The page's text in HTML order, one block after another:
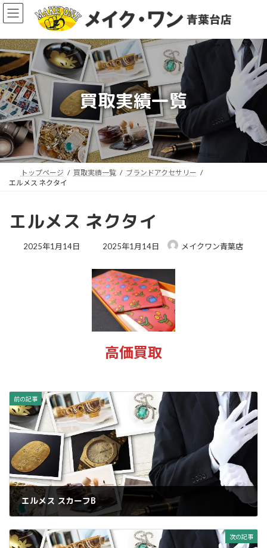
コ
ン
ン
ツ
へ
ス
キ
ッ
プ
ナ
ビ
ー
シ
ョ
ン
に
移
動
買取実績一覧
トップページ 買取実績一覧
ブランドアクセサリー
エルメス ネクタイ
エルメス ネクタイ
2025年1月14日
最
新
日
時
2025年1月14日 メイクワン青葉店
高価買取
前の記事
エルメス スカーフB
次の記事
ア
コ
ン
リ
ク